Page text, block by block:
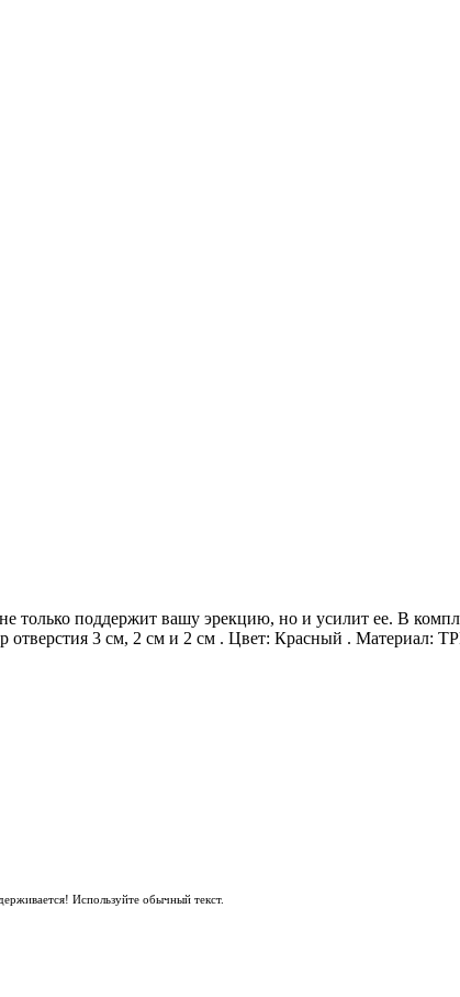
поддержит вашу эрекцию, но и усилит ее. В
отверстия 3 см, 2 см и 2 см . Цвет: Красный . Материал:
Используйте обычный текст.